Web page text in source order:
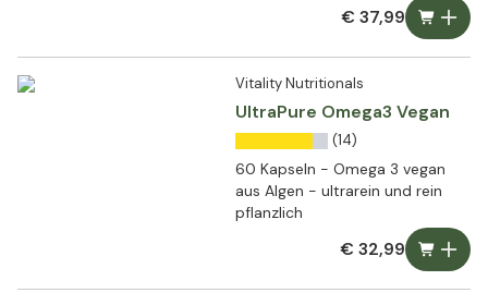
€ 37,99
Vitality Nutritionals
UltraPure Omega3 Vegan
(14)
60 Kapseln - Omega 3 vegan
aus Algen - ultrarein und rein
pflanzlich
€ 32,99